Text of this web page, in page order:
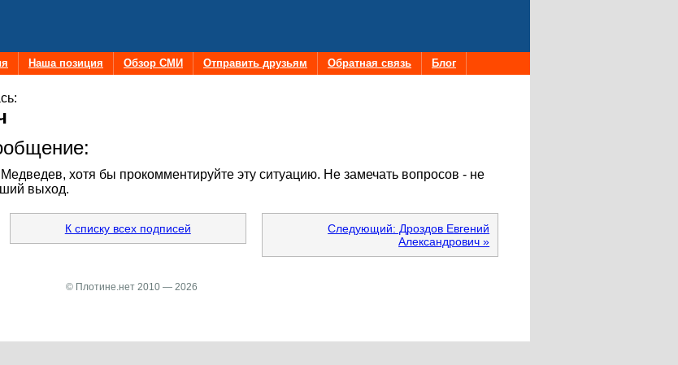
Наша позиция Обзор СМИ Отправить друзьям Обратная связь Блог
Медведев, хотя бы прокомментируйте эту ситуацию. Не замечать вопросов - не
выход.
К списку всех подписей
Следующий: Дроздов Евгений
Александрович »
© Плотине.нет 2010 — 2026